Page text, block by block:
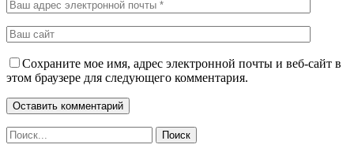
Сохраните мое имя, адрес электронной почты и веб-сайт в
этом браузере для следующего комментария.